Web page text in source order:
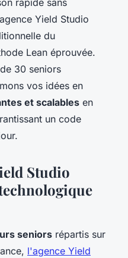
rapide sans
Yield Studio
du
Lean éprouvée.
30 seniors
vos idées en
et scalables en
un code
Studio
seniors répartis sur
l'agence Yield